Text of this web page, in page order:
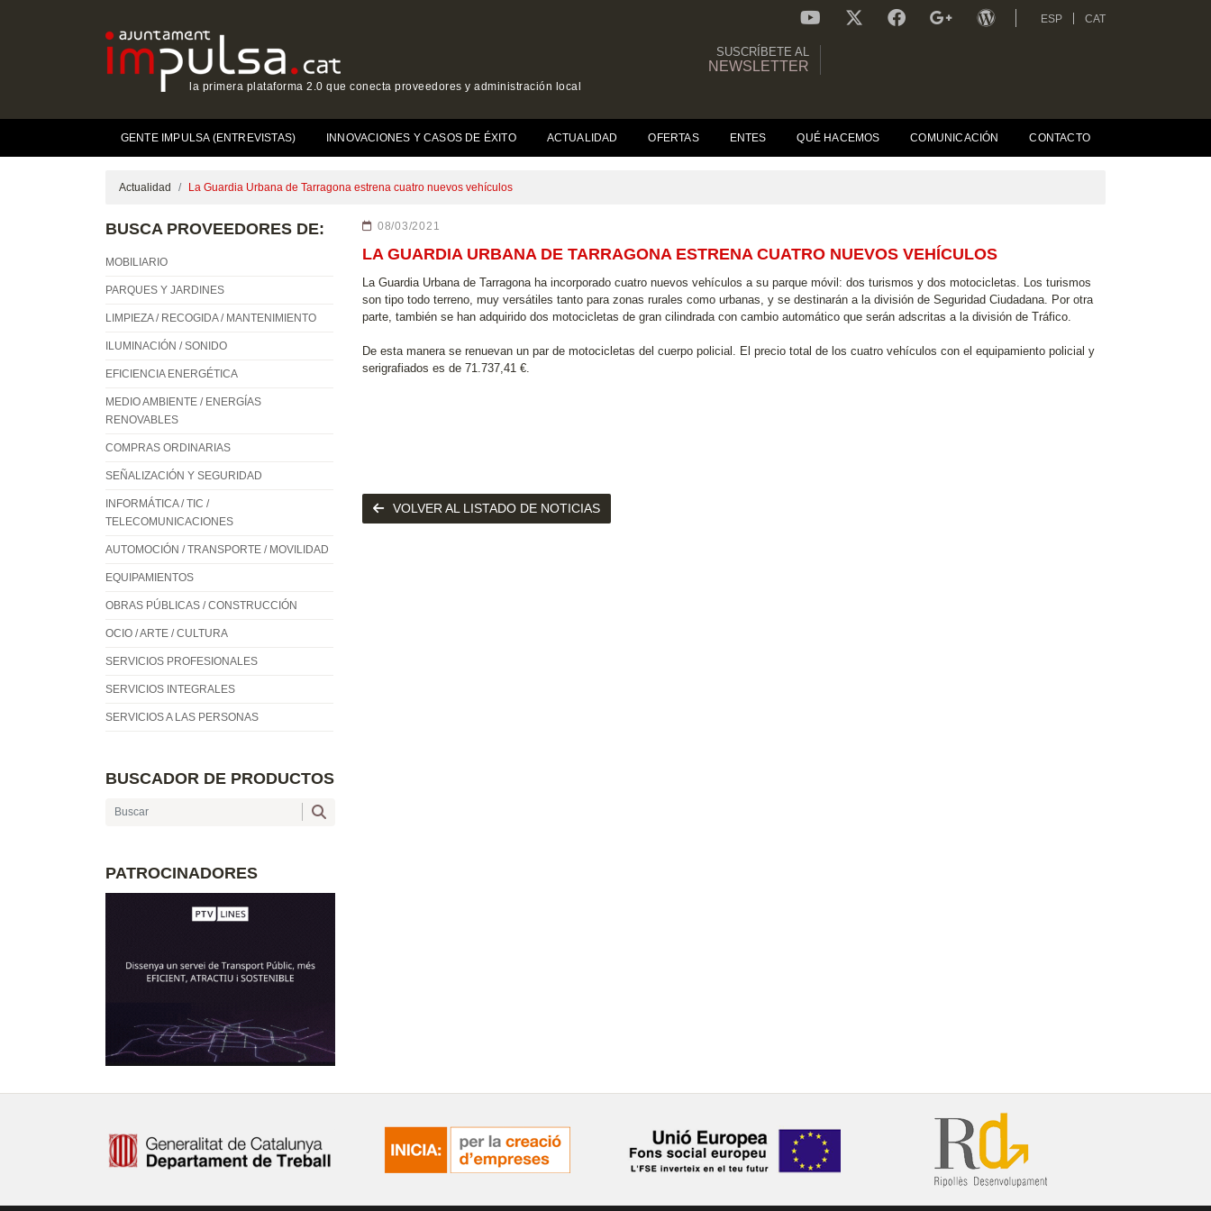
la primera plataforma 2.0 que conecta proveedores y administración local
ESP CAT
SUSCRÍBETE AL
NEWSLETTER
GENTE IMPULSA (ENTREVISTAS) INNOVACIONES Y CASOS DE ÉXITO ACTUALIDAD (CURRENT)
OFERTAS ENTES QUÉ HACEMOS COMUNICACIÓN CONTACTO
Actualidad La Guardia Urbana de Tarragona estrena cuatro nuevos vehículos
BUSCA PROVEEDORES DE:
MOBILIARIO
PARQUES Y JARDINES
LIMPIEZA / RECOGIDA / MANTENIMIENTO
ILUMINACIÓN / SONIDO
EFICIENCIA ENERGÉTICA
MEDIO AMBIENTE / ENERGÍAS
RENOVABLES
COMPRAS ORDINARIAS
SEÑALIZACIÓN Y SEGURIDAD
INFORMÁTICA / TIC /
TELECOMUNICACIONES
AUTOMOCIÓN / TRANSPORTE / MOVILIDAD
EQUIPAMIENTOS
OBRAS PÚBLICAS / CONSTRUCCIÓN
OCIO / ARTE / CULTURA
SERVICIOS PROFESIONALES
SERVICIOS INTEGRALES
SERVICIOS A LAS PERSONAS
BUSCADOR DE PRODUCTOS
PATROCINADORES
08/03/2021
LA GUARDIA URBANA DE TARRAGONA ESTRENA CUATRO NUEVOS VEHÍCULOS
La Guardia Urbana de Tarragona ha incorporado cuatro nuevos vehículos a su parque móvil: dos turismos y dos motocicletas. Los turismos
son tipo todo terreno, muy versátiles tanto para zonas rurales como urbanas, y se destinarán a la división de Seguridad Ciudadana. Por otra
parte, también se han adquirido dos motocicletas de gran cilindrada con cambio automático que serán adscritas a la división de Tráfico.
De esta manera se renuevan un par de motocicletas del cuerpo policial. El precio total de los cuatro vehículos con el equipamiento policial y
serigrafiados es de 71.737,41 €.
VOLVER AL LISTADO DE NOTICIAS